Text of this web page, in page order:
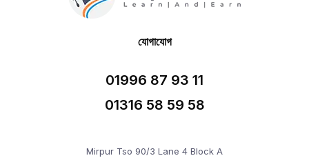
যোগাযোগ
01996 87 93 11
01316 58 59 58
Mirpur Tso 90/3 Lane 4 Block A